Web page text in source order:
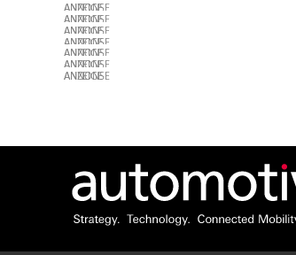
ANZEIGE
ANZEIGE
ANZEIGE
ANZEIGE
ANZEIGE
ANZEIGE
ANZEIGE